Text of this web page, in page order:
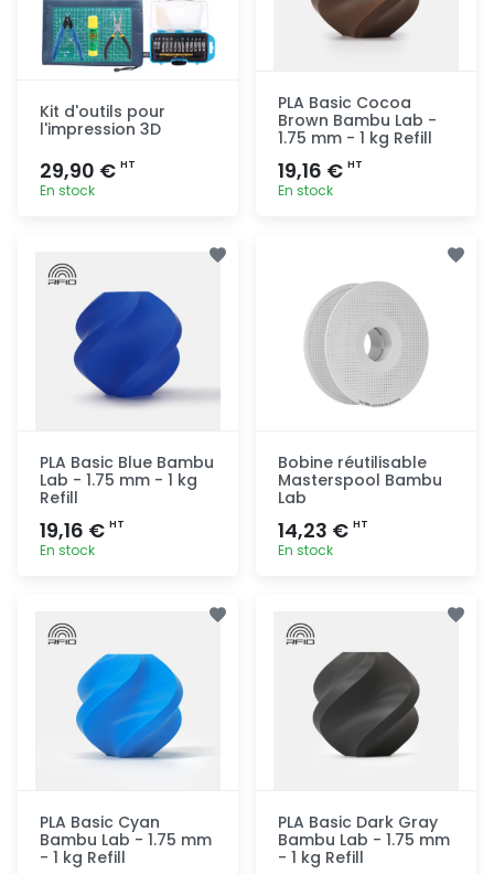
Kit d'outils pour
l'impression 3D
29,90 € HT
En stock
PLA Basic Cocoa
Brown Bambu Lab -
1.75 mm - 1 kg Refill
19,16 € HT
En stock
PLA Basic Blue Bambu
Lab - 1.75 mm - 1 kg
Refill
19,16 € HT
En stock
Bobine réutilisable
Masterspool Bambu
Lab
14,23 € HT
En stock
PLA Basic Cyan
Bambu Lab - 1.75 mm
- 1 kg Refill
PLA Basic Dark Gray
Bambu Lab - 1.75 mm
- 1 kg Refill